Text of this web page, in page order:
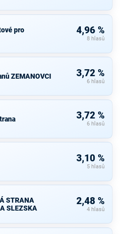
pro
4,96 %
8 hlasů
ZEMANOVCI 3,72 %
6 hlasů
3,72 %
6 hlasů
3,10 %
5 hlasů
STRANA
SLEZSKA
2,48 %
4 hlasů